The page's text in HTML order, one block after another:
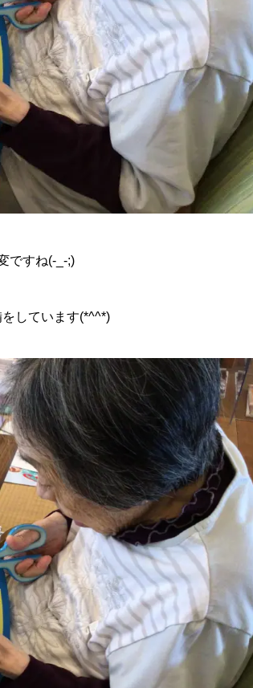
ですね(-_-;)
しています(*^^*)